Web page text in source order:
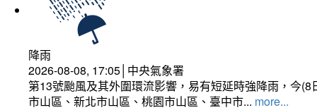
降雨
2026-08-08, 17:05│中央氣象署
第13號颱風及其外圍環流影響，易有短延時強降雨，今
市山區、新北市山區、桃園市山區、臺中市... more...